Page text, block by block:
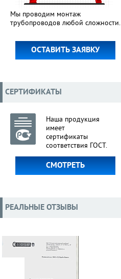
Мы проводим монтаж
трубопроводов любой сложности.
ОСТАВИТЬ ЗАЯВКУ
СЕРТИФИКАТЫ
Наша продукция
имеет
сертификаты
соответствия ГОСТ.
СМОТРЕТЬ
РЕАЛЬНЫЕ ОТЗЫВЫ